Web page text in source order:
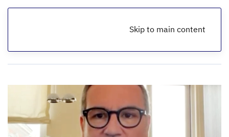
Skip to main content
الرئيسية